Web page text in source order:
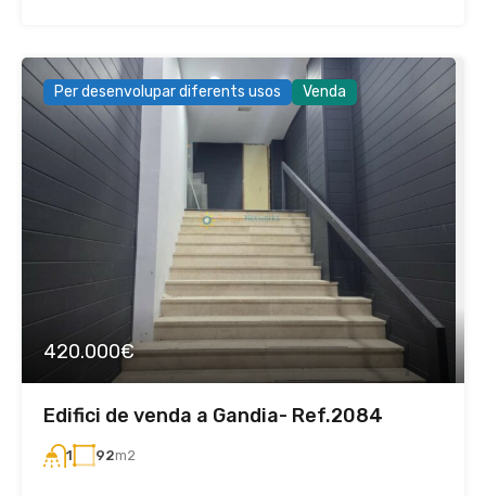
Per desenvolupar diferents usos Venda
420.000€
Edifici de venda a Gandia- Ref.2084
1 92m2